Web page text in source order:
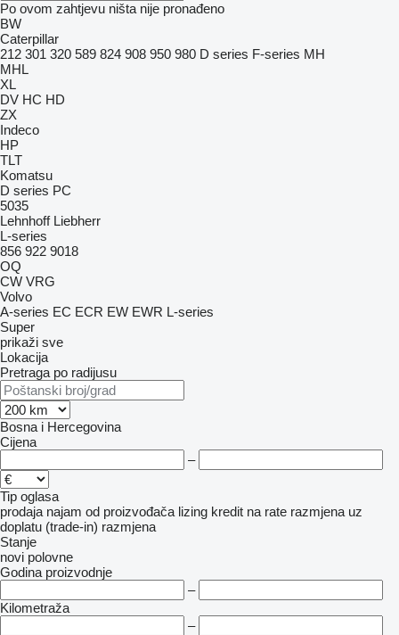
Po ovom zahtjevu ništa nije pronađeno
BW
Caterpillar
212 301 320 589 824 908 950 980 D series F-series MH
MHL
XL
DV HC HD
ZX
Indeco
HP
TLT
Komatsu
D series PC
5035
Lehnhoff Liebherr
L-series
856 922 9018
OQ
CW VRG
Volvo
A-series EC ECR EW EWR L-series
Super
prikaži sve
Lokacija
Pretraga po radijusu
Bosna i Hercegovina
Cijena
–
Tip oglasa
prodaja najam od proizvođača lizing kredit na rate razmjena uz
doplatu (trade-in) razmjena
Stanje
novi polovne
Godina proizvodnje
–
Kilometraža
–